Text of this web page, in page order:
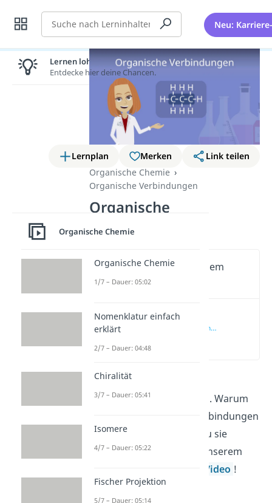
Suche Neu:
Lernplan Merken
Link teilen
Organische Chemie
Organische Verbindungen
Organische
Verbindungen
Wichtige Inhalte in diesem
Video
Organische
Verbindungen
Es gibt mehrere Millionen
organische Verbindungen. Warum
es so viele organische Verbindungen
und Stoffe gibt und wie du sie
erkennst, erfährst du in unserem
Video !
Lernen lohnt sich!
Entdecke hier deine Chancen.
Organische Chemie
Organische Chemie
1/7 – Dauer: 05:02
Nomenklatur einfach
erklärt
2/7 – Dauer: 04:48
Chiralität
3/7 – Dauer: 05:41
Isomere
4/7 – Dauer: 05:22
Fischer Projektion
5/7 – Dauer: 05:14